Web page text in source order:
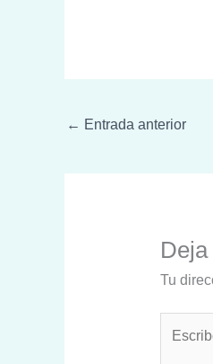
← Entrada anterior
Tu
aquí...